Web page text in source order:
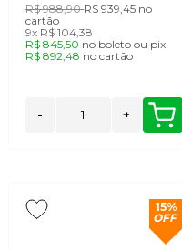
R$ 988,90R$ 939,45 no
cartão
9x R$ 104,38
R$ 845,50 no boletoou pix
R$ 892,48 no cartão
- +
15%
OFF